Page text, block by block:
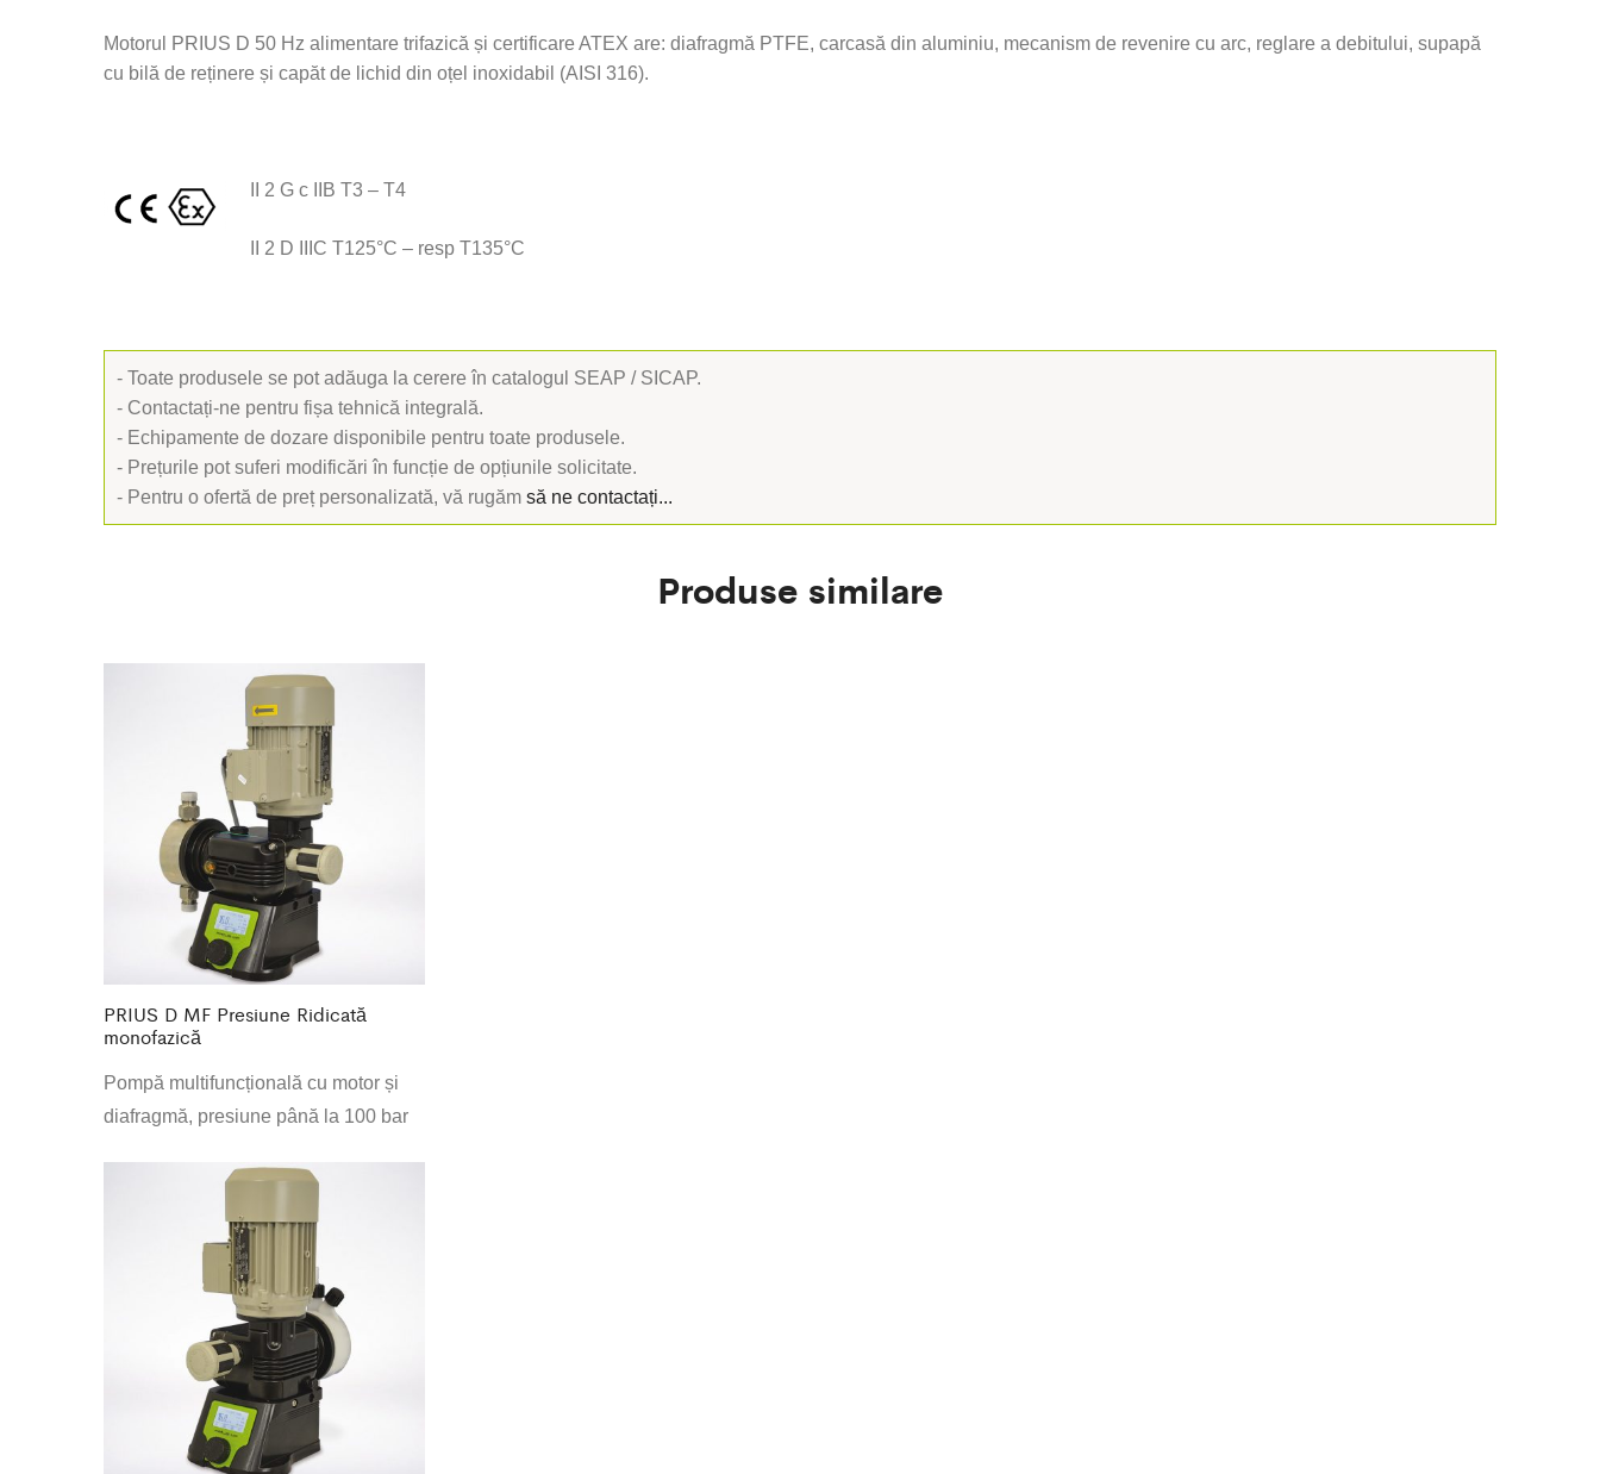
Motorul PRIUS D 50 Hz alimentare trifazică și certificare ATEX are: diafragmă PTFE, carcasă din aluminiu, mecanism de revenire cu arc, reglare a debitului, supapă
cu bilă de reținere și capăt de lichid din oțel inoxidabil (AISI 316).
II 2 G c IIB T3 – T4
II 2 D IIIC T125°C – resp T135°C
- Toate produsele se pot adăuga la cerere în catalogul SEAP / SICAP.
- Contactați-ne pentru fișa tehnică integrală.
- Echipamente de dozare disponibile pentru toate produsele.
- Prețurile pot suferi modificări în funcție de opțiunile solicitate.
- Pentru o ofertă de preț personalizată, vă rugăm să ne contactați...
Produse similare
PRIUS D MF Presiune Ridicată
monofazică
Pompă multifuncțională cu motor și
diafragmă, presiune până la 100 bar